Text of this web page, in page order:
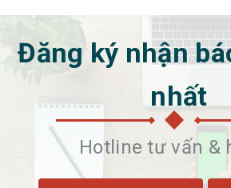
Đăng ký nhận
nhất
Hotline tư vấn &